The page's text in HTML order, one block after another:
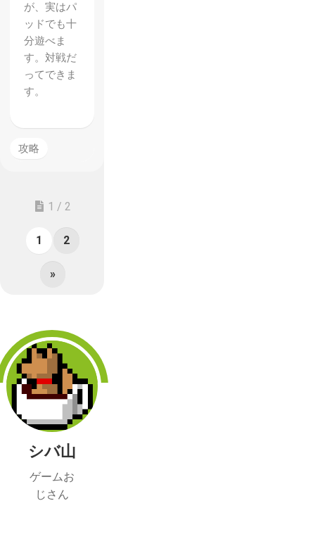
が、実はパ
ッドでも十
分遊べま
す。対戦だ
ってできま
す。
攻略
1 / 2
1 2
»
シバ山
ゲームお
じさん